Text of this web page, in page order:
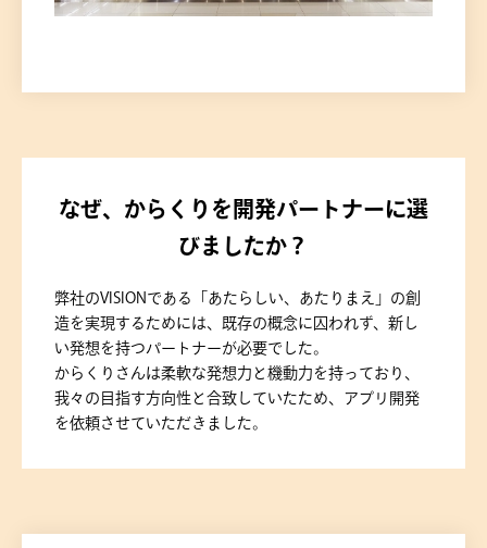
なぜ、からくりを開発パートナーに選
びましたか？
弊社のVISIONである「あたらしい、あたりまえ」の創
造を実現するためには、既存の概念に囚われず、新し
い発想を持つパートナーが必要でした。
からくりさんは柔軟な発想力と機動力を持っており、
我々の目指す方向性と合致していたため、アプリ開発
を依頼させていただきました。